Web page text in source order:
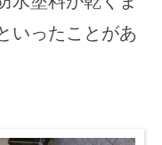
いったことがあ